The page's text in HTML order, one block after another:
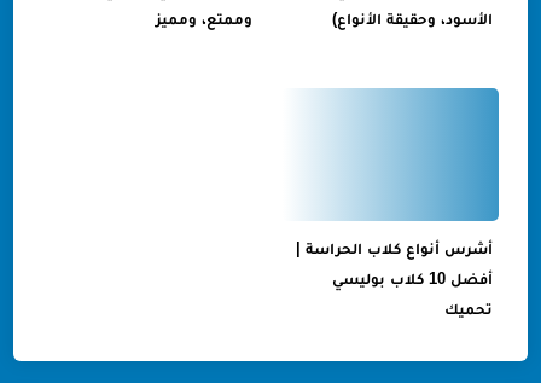
الأسود، وحقيقة الأنواع)
وممتع، ومميز
أشرس أنواع كلاب الحراسة |
أفضل 10 كلاب بوليسي
تحميك